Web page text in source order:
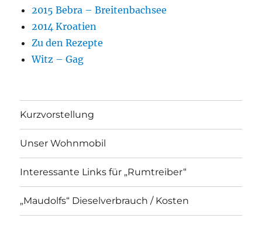
2015 Bebra – Breitenbachsee
2014 Kroatien
Zu den Rezepte
Witz – Gag
Kurzvorstellung
Unser Wohnmobil
Interessante Links für „Rumtreiber“
„Maudolfs“ Dieselverbrauch / Kosten